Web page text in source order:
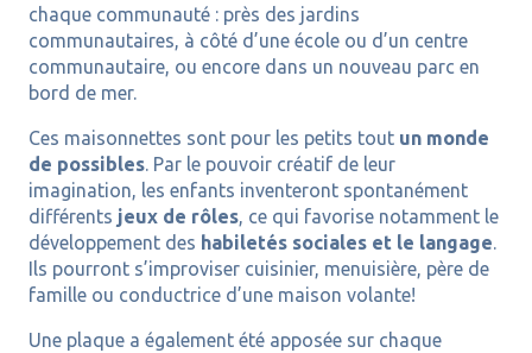
chaque communauté : près des jardins
communautaires, à côté d’une école ou d’un centre
communautaire, ou encore dans un nouveau parc en
bord de mer.
Ces maisonnettes sont pour les petits tout un monde
de possibles. Par le pouvoir créatif de leur
imagination, les enfants inventeront spontanément
différents jeux de rôles, ce qui favorise notamment le
développement des habiletés sociales et le langage.
Ils pourront s’improviser cuisinier, menuisière, père de
famille ou conductrice d’une maison volante!
Une plaque a également été apposée sur chaque